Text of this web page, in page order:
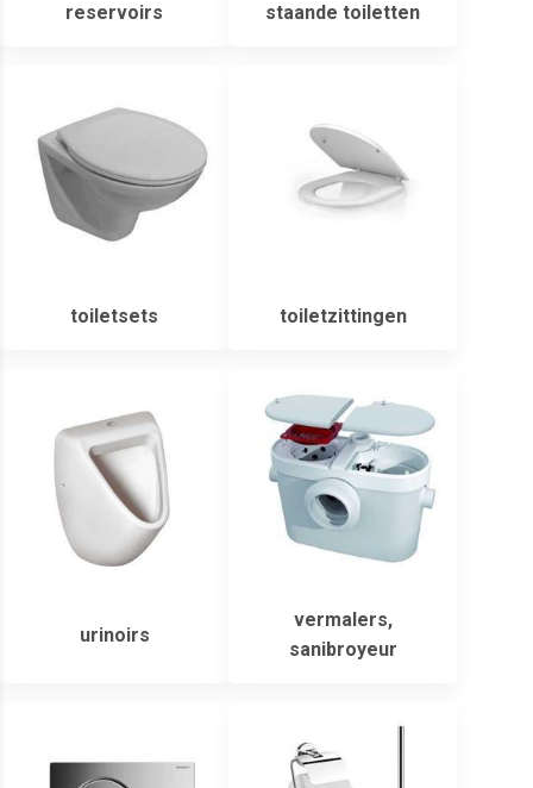
reservoirs staande toiletten
toiletsets toiletzittingen
urinoirs
vermalers,
sanibroyeur